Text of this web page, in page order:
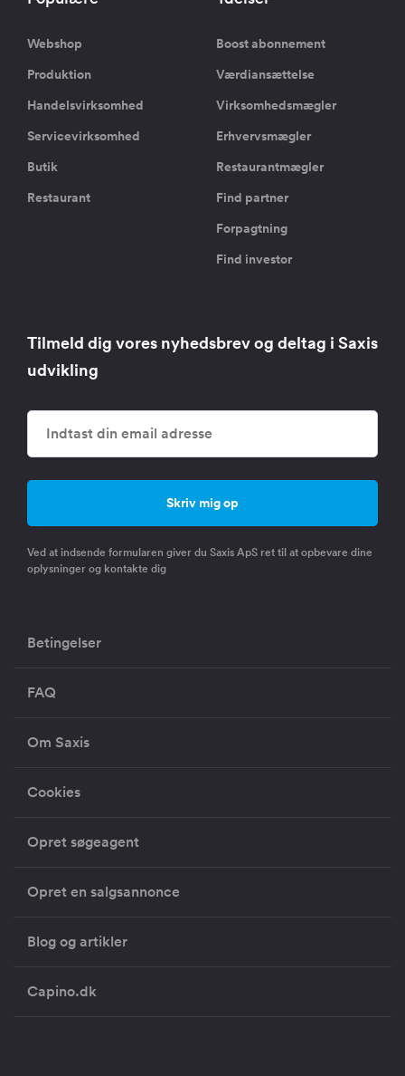
Webshop
Produktion
Handelsvirksomhed
Servicevirksomhed
Butik
Restaurant
Boost abonnement
Værdiansættelse
Virksomhedsmægler
Erhvervsmægler
Restaurantmægler
Find partner
Forpagtning
Find investor
Tilmeld dig vores nyhedsbrev og deltag i Saxis
udvikling
Ved at indsende formularen giver du Saxis ApS ret til at opbevare dine
oplysninger og kontakte dig
Betingelser
FAQ
Om Saxis
Cookies
Opret søgeagent
Opret en salgsannonce
Blog og artikler
Capino.dk